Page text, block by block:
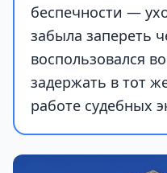
беспечности —
забыла запереть
воспользовался
задержать в тот
работе судебных